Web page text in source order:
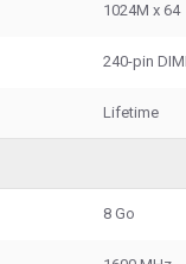
1024M x 64
240-pin
Lifetime
8 Go